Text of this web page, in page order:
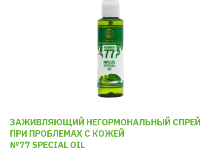
ЗАЖИВЛЯЮЩИЙ НЕГОРМОНАЛЬНЫЙ СПРЕЙ
ПРИ ПРОБЛЕМАХ С КОЖЕЙ
№77 SPECIAL OIL